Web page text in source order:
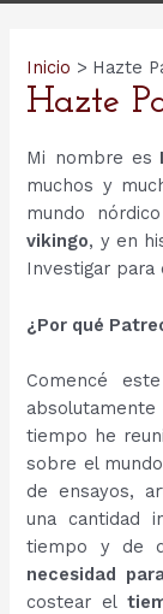
Inicio Hazte
Hazte
Mi nombre es
muchos y
mundo
vikingo, y en
Investigar para
¿Por qué
Comencé
tiempo he
sobre el
de ensayos,
una cantidad
tiempo y de
necesidad
costear el